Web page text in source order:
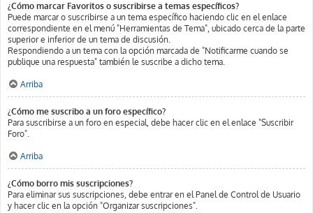
¿Cómo marcar Favoritos o suscribirse a temas específicos?
Puede marcar o suscribirse a un tema específico haciendo clic en el enlace
correspondiente en el menú "Herramientas de Tema", ubicado cerca de la parte
superior e inferior de un tema de discusión.
Respondiendo a un tema con la opción marcada de "Notificarme cuando se
publique una respuesta" también le suscribe a dicho tema.
Arriba
¿Cómo me suscribo a un foro específico?
Para suscribirse a un foro en especial, debe hacer clic en el enlace "Suscribir
Foro".
Arriba
¿Cómo borro mis suscripciones?
Para eliminar sus suscripciones, debe entrar en el Panel de Control de Usuario
y hacer clic en la opción "Organizar suscripciones".